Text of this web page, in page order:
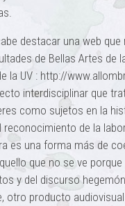
destacar una web que
de Bellas Artes de
la UV : http://
interdisciplinar que
como sujetos en la
reconocimiento de la
es una forma más de
que no se ve
y del discurso
otro producto